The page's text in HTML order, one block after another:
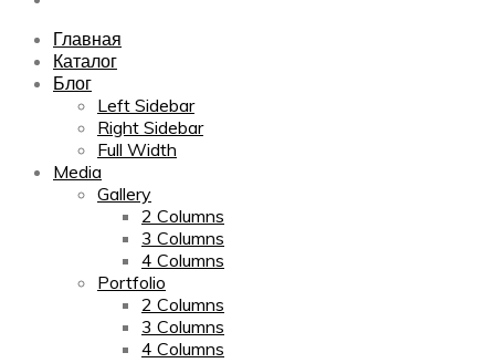
Главная
Каталог
Блог
Left Sidebar
Right Sidebar
Full Width
Media
Gallery
2 Columns
3 Columns
4 Columns
Portfolio
2 Columns
3 Columns
4 Columns